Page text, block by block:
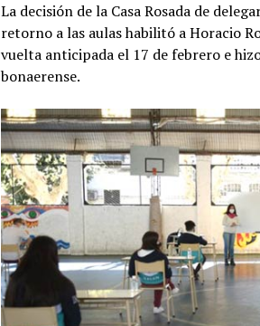
La decisión de la Casa Rosada de
retorno a las aulas habilitó a Horacio
vuelta anticipada el 17 de febrero e
bonaerense.